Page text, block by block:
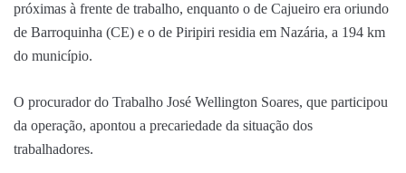
próximas à frente de trabalho, enquanto o de Cajueiro era oriundo
de Barroquinha (CE) e o de Piripiri residia em Nazária, a 194 km
do município.
O procurador do Trabalho José Wellington Soares, que participou
da operação, apontou a precariedade da situação dos
trabalhadores.